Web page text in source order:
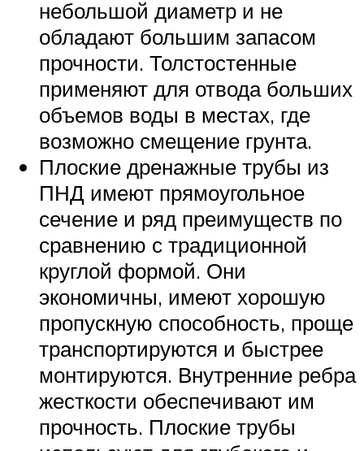
небольшой диаметр и не
обладают большим запасом
прочности. Толстостенные
применяют для отвода больших
объемов воды в местах, где
возможно смещение грунта.
Плоские дренажные трубы из
ПНД имеют прямоугольное
сечение и ряд преимуществ по
сравнению с традиционной
круглой формой. Они
экономичны, имеют хорошую
пропускную способность, проще
транспортируются и быстрее
монтируются. Внутренние ребра
жесткости обеспечивают им
прочность. Плоские трубы